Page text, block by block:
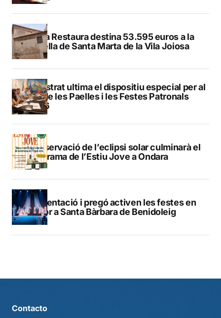
El Pla Restaura destina 53.595 euros a la
capella de Santa Marta de la Vila Joiosa
Finestrat ultima el dispositiu especial per al
Dia de les Paelles i les Festes Patronals
2026
L’observació de l’eclipsi solar culminarà el
programa de l’Estiu Jove a Ondara
Presentació i pregó activen les festes en
honor a Santa Bàrbara de Benidoleig
Contacto